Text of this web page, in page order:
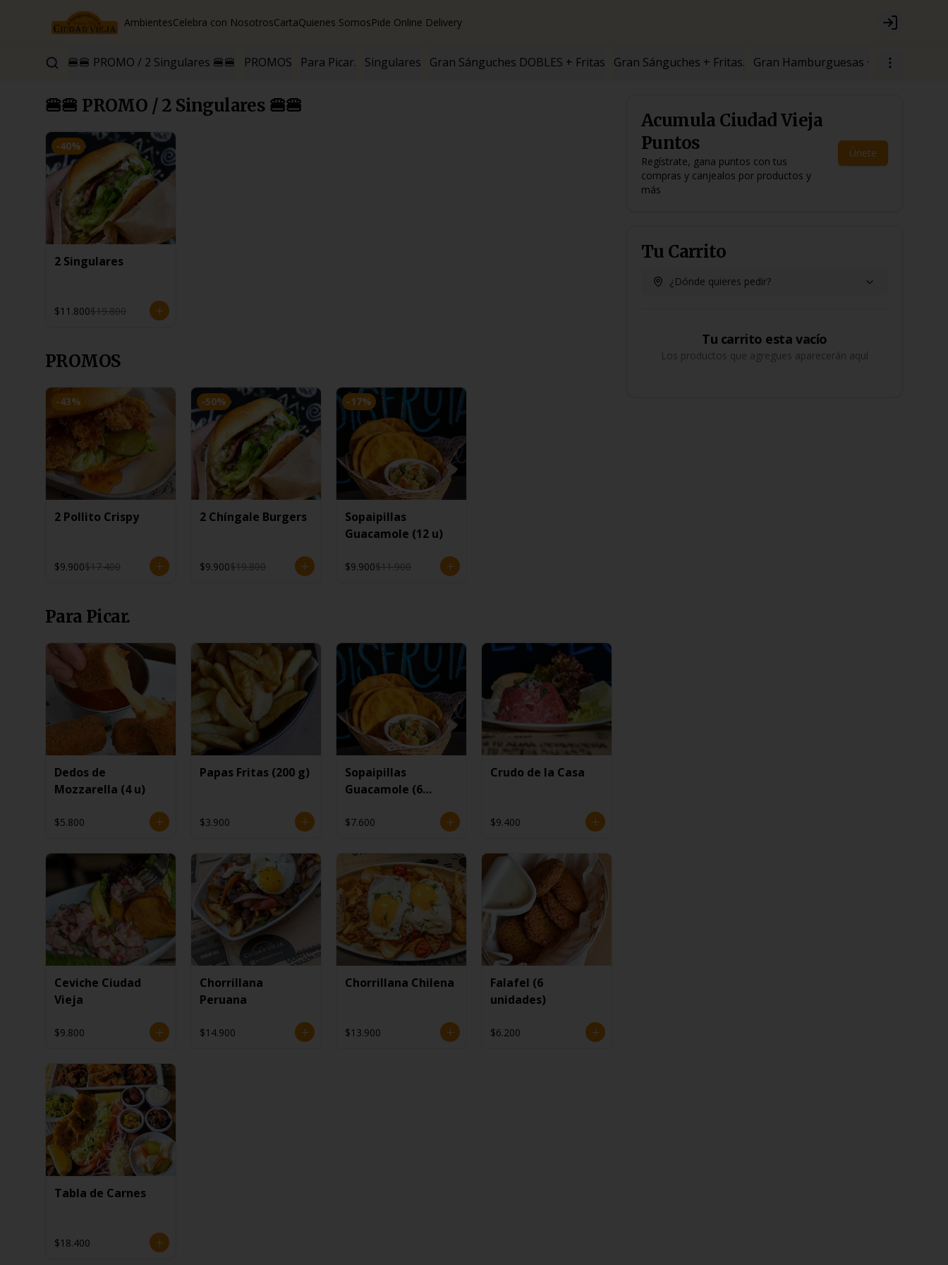
AmbientesCelebra con NosotrosCartaQuienes SomosPide Online Delivery Login
🍔🍔 PROMO / 2 Singulares 🍔🍔 PROMOS Para Picar. Singulares Gran Sánguches DOBLES + Fritas Gran Sánguches + Fritas. Gran Hamburguesas + Fritas.
🍔🍔 PROMO / 2 Singulares 🍔🍔
-40%
2 Singulares
$11.800$19.800
PROMOS
-43%
2 Pollito Crispy
$9.900$17.400
-50%
2 Chíngale Burgers
$9.900$19.800
-17%
Sopaipillas
Guacamole (12 u)
$9.900$11.900
Para Picar.
Dedos de
Mozzarella (4 u)
$5.800
Papas Fritas (200 g)
$3.900
Sopaipillas
Guacamole (6
$7.600
Crudo de la Casa
$9.400
Ceviche Ciudad
Vieja
$9.800
Chorrillana
Peruana
$14.900
Chorrillana Chilena
$13.900
Falafel (6
unidades)
$6.200
Tabla de Carnes
$18.400
Acumula Ciudad Vieja
Puntos
Regístrate, gana puntos con tus
compras y canjealos por productos y
más
Únete
Tu Carrito
¿Dónde quieres pedir?
Tu carrito esta vacío
Los productos que agregues aparecerán aquí